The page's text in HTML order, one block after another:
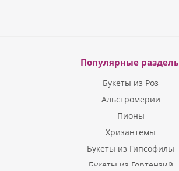
Популярные
Букеты из Роз
Альстромерии
Пионы
Хризантемы
Букеты из Гипсофилы
Букеты из Гортензий